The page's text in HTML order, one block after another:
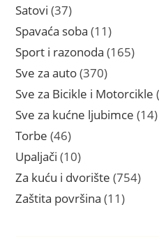
Satovi 3737
proizvoda
Spavaća soba 1111
proizvoda
Sport i razonoda 165165
Sve za auto 370370
proizvoda
Sve za Bicikle i Motorcikle
Sve za kućne ljubimce 1414
Torbe 4646
proizvoda
Upaljači 1010
proizvoda
Za kuću i dvorište 754754
Zaštita površina 1111